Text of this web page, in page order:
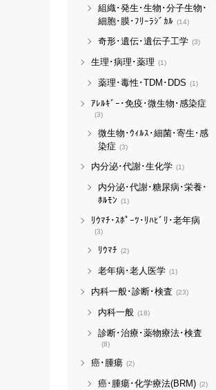
組織･発生･生物･分子生物･
細胞･膜･ﾌﾘｰﾗｼﾞｶﾙ (14)
奇形･遺伝･遺伝子工学 (3)
生理･病理･薬理 (1)
薬理･毒性･TDM･DDS (1)
ｱﾚﾙｷﾞｰ･免疫･微生物･感染症
(3)
微生物･ｳｨﾙｽ･細菌･寄生･感
染症 (3)
内分泌･代謝･生化学 (1)
内分泌･代謝･糖尿病･栄養･
ﾎﾙﾓﾝ (1)
ﾘｳﾏﾁ･ｽﾎﾟｰﾂ･ﾘﾊﾋﾞﾘ･老年病
(3)
ﾘｳﾏﾁ (2)
老年病･老人医学 (1)
内科一般･診断･検査 (23)
内科一般 (18)
診断･治療･薬物療法･検査
(8)
癌･腫瘍 (2)
癌･腫瘍･化学療法(BRM) (2)